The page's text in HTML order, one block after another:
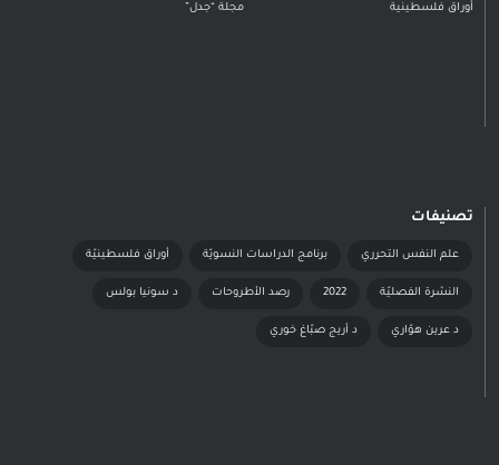
أوراق فلسطينية مجلة “جدل”
تصنيفات
علم النفس التحرري برنامج الدراسات النسويّة أوراق فلسطينيّة
النشرة الفصليّة 2022 رصد الأطروحات د سونيا بولس
د عرين هوّاري د أريج صبّاغ خوري